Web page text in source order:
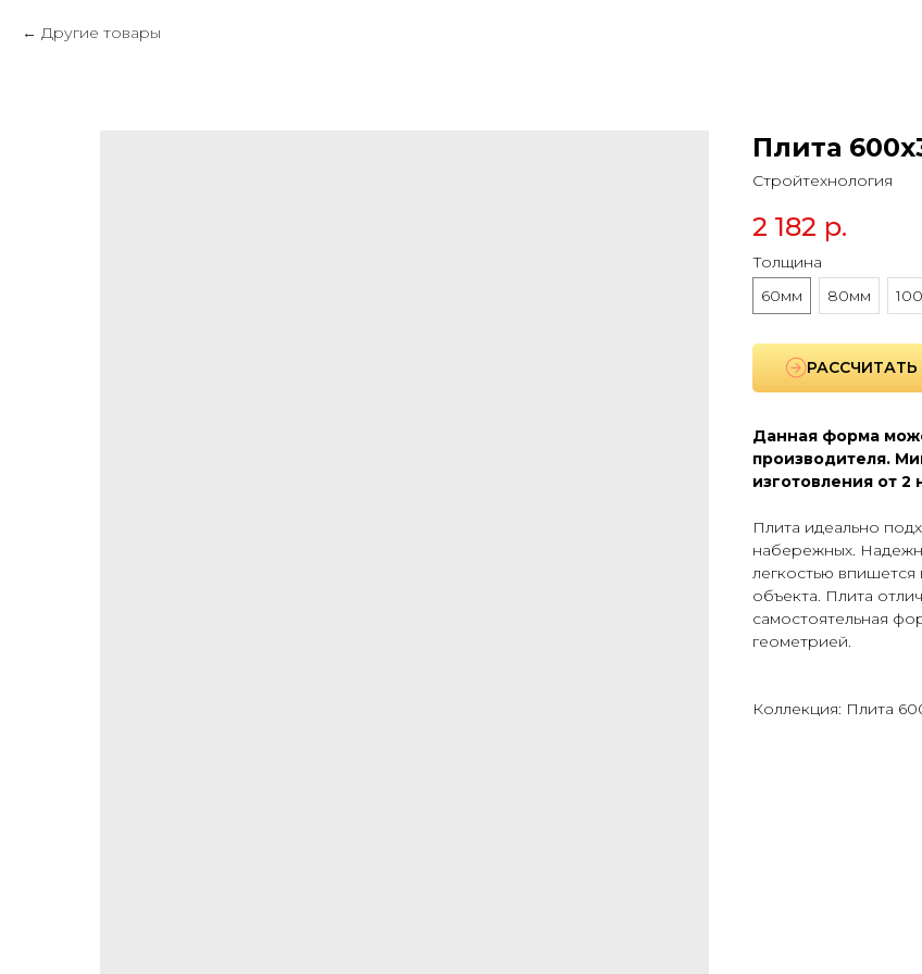
Другие товары
Плита
Стройтехнология
2 182 р.
Толщина
60мм
80мм
Данная форма
производителя.
изготовления от 2
Плита идеально
набережных.
легкостью
объекта. Плита
самостоятельная
геометрией.
Коллекция: Плита